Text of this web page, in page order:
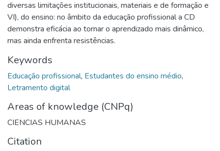
diversas limitações institucionais, materiais e de formação e
VI), do ensino: no âmbito da educação profissional a CD
demonstra eficácia ao tornar o aprendizado mais dinâmico,
mas ainda enfrenta resistências.
Keywords
Educação profissional, Estudantes do ensino médio,
Letramento digital
Areas of knowledge (CNPq)
CIENCIAS HUMANAS
Citation